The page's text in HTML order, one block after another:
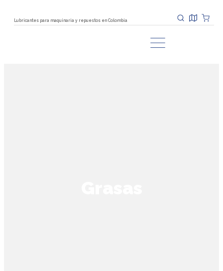
Lubricantes para maquinaria y repuestos en Colombia